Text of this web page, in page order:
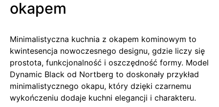
okapem
Minimalistyczna kuchnia z okapem kominowym to
kwintesencja nowoczesnego designu, gdzie liczy się
prostota, funkcjonalność i oszczędność formy. Model
Dynamic Black od Nortberg to doskonały przykład
minimalistycznego okapu, który dzięki czarnemu
wykończeniu dodaje kuchni elegancji i charakteru.